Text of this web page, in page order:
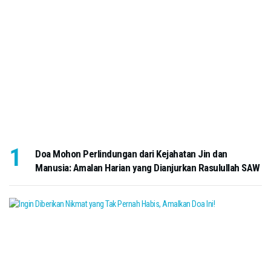
Doa Mohon Perlindungan dari Kejahatan Jin dan
Manusia: Amalan Harian yang Dianjurkan Rasulullah SAW